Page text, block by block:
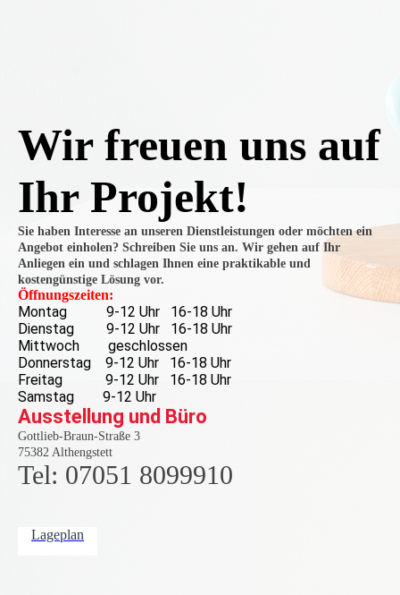
Wir freuen uns auf
Ihr Projekt!
Sie haben Interesse an unseren Dienstleistungen oder möchten ein
Angebot einholen? Schreiben Sie uns an. Wir gehen auf Ihr
Anliegen ein und schlagen Ihnen eine praktikable und
kostengünstige Lösung vor.
Öffnungszeiten:
Montag 9-12 Uhr 16-18 Uhr
Dienstag 9-12 Uhr 16-18 Uhr
Mittwoch geschlossen
Donnerstag 9-12 Uhr 16-18 Uhr
Freitag 9-12 Uhr 16-18 Uhr
Samstag 9-12 Uhr
Ausstellung und Büro
Gottlieb-Braun-Straße 3
75382 Althengstett
Tel: 07051 8099910
Lageplan